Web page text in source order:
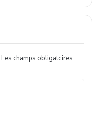
Les champs obligatoires